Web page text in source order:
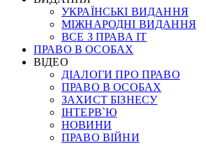
УКРАЇНСЬКІ ВИДАННЯ
МІЖНАРОДНІ ВИДАННЯ
ВСЕ З ПРАВА ІТ
ПРАВО В ОСОБАХ
ВІДЕО
ДІАЛОГИ ПРО ПРАВО
ПРАВО В ОСОБАХ
ЗАХИСТ БІЗНЕСУ
ІНТЕРВ`Ю
НОВИНИ
ПРАВО ВІЙНИ